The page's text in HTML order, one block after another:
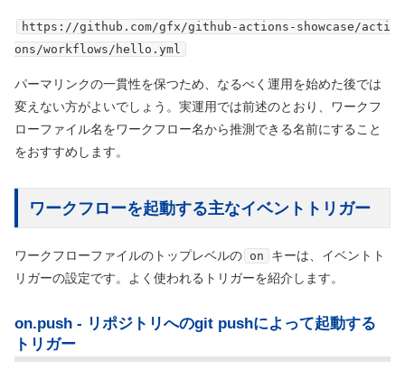
https://github.com/gfx/github-actions-showcase/acti
ons/workflows/hello.yml
パーマリンクの一貫性を保つため、なるべく運用を始めた後では
変えない方がよいでしょう。実運用では前述のとおり、ワークフ
ローファイル名をワークフロー名から推測できる名前にすること
をおすすめします。
ワークフローを起動する主なイベントトリガー
ワークフローファイルのトップレベルの on
キーは、イベントト
リガーの設定です。よく使われるトリガーを紹介します。
on.push - リポジトリへのgit pushによって起動する
トリガー